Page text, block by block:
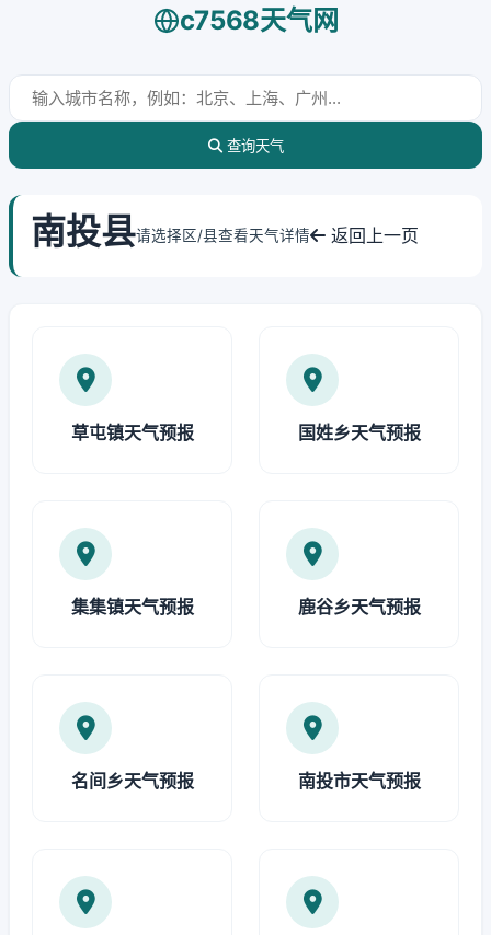
c7568天气网
查询天气
南投县请选择区/县查看天气详情 返回上一页
草屯镇天气预报 国姓乡天气预报
集集镇天气预报 鹿谷乡天气预报
名间乡天气预报 南投市天气预报